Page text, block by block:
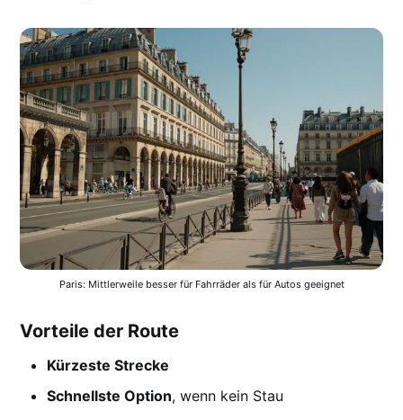
Paris: Mittlerweile besser für Fahrräder als für Autos geeignet
Vorteile der Route
Kürzeste Strecke
Schnellste Option, wenn kein Stau